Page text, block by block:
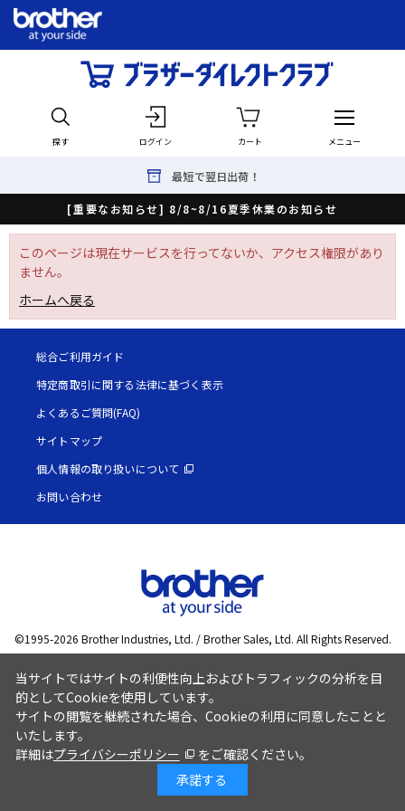
探す ログイン カート メニュー
最短で翌日出荷！
[重要なお知らせ] 8/8~8/16夏季休業のお知らせ
このページは現在サービスを行ってないか、アクセス権限があり
ません。
ホームへ戻る
総合ご利用ガイド
特定商取引に関する法律に基づく表示
よくあるご質問(FAQ)
サイトマップ
個人情報の取り扱いについて
お問い合わせ
©1995-2026 Brother Industries, Ltd. / Brother Sales, Ltd. All Rights Reserved.
当サイトではサイトの利便性向上およびトラフィックの分析を目
的としてCookieを使用しています。
サイトの閲覧を継続された場合、Cookieの利用に同意したことと
いたします。
詳細はプライバシーポリシー
をご確認ください。
承諾する